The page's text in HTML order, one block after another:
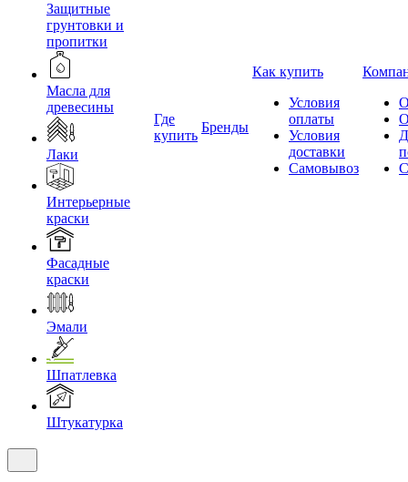
Защитные
грунтовки и
пропитки
Масла для
древесины
Лаки
Интерьерные
краски
Фасадные
краски
Эмали
Шпатлевка
Штукатурка
Где
купить
Бренды
Как купить
Условия
оплаты
Условия
доставки
Самовывоз